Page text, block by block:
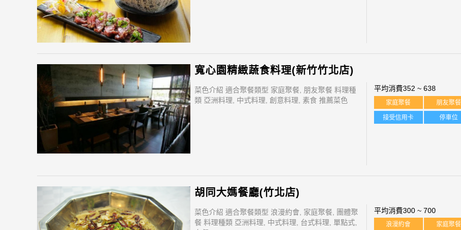
寬心園精緻蔬食料理(新竹竹北店)
菜色介紹 適合聚餐類型 家庭聚餐, 朋友聚餐 料理種
類 亞洲料理, 中式料理, 創意料理, 素食 推薦菜色
平均消費352 ~ 638
家庭聚餐 朋友聚餐
接受信用卡 停車位
胡同大媽餐廳(竹北店)
菜色介紹 適合聚餐類型 浪漫約會, 家庭聚餐, 團體聚
餐 料理種類 亞洲料理, 中式料理, 台式料理, 單點式,
平均消費300 ~ 700
浪漫約會 家庭聚餐